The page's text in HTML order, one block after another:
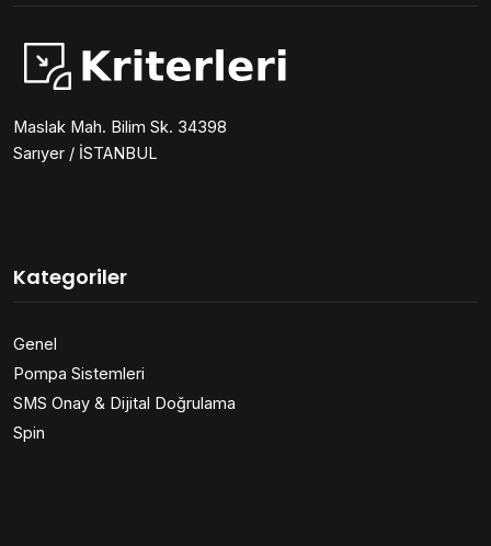
Maslak Mah. Bilim Sk. 34398
Sarıyer / İSTANBUL
Kategoriler
Genel
Pompa Sistemleri
SMS Onay & Dijital Doğrulama
Spin